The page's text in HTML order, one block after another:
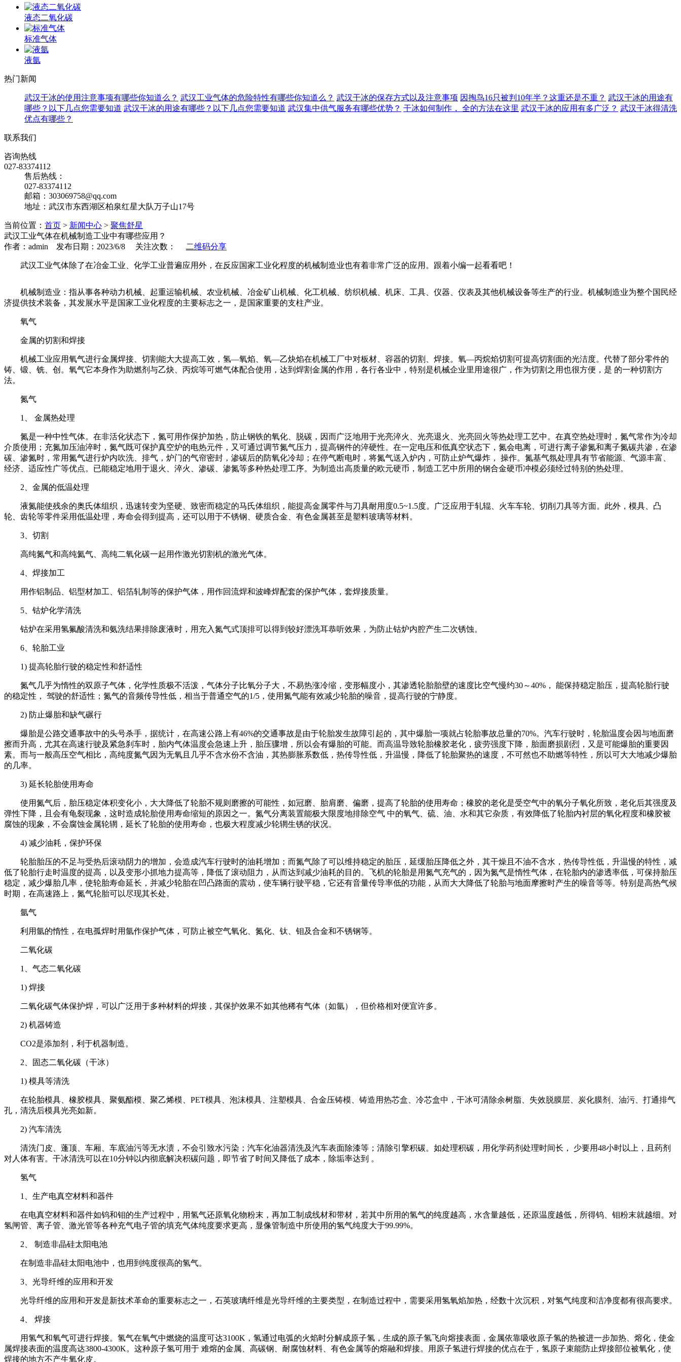
液态二氧化碳
标准气体
液氩
热门新闻
武汉干冰的使用注意事项有哪些你知道么？ 武汉工业气体的危险特性有哪些你知道么？ 武汉干冰的保存方式以及注意事项 因掏鸟16只被判10年半？这重还是不重？ 武汉干冰的用途有
哪些？以下几点您需要知道 武汉干冰的用途有哪些？以下几点您需要知道 武汉集中供气服务有哪些优势？ 干冰如何制作， 全的方法在这里 武汉干冰的应用有多广泛？ 武汉干冰得清洗
优点有哪些？
联系我们
咨询热线
027-83374112
售后热线：
027-83374112
邮箱：303069758@qq.com
地址：武汉市东西湖区柏泉红星大队万子山17号
当前位置： 首页 > 新闻中心 > 聚焦舒星
武汉工业气体在机械制造工业中有哪些应用？
作者：admin 发布日期：2023/6/8 关注次数：
二维码分享
武汉工业气体除了在冶金工业、化学工业普遍应用外，在反应国家工业化程度的机械制造业也有着非常广泛的应用。跟着小编一起看看吧！
机械制造业：指从事各种动力机械、起重运输机械、农业机械、冶金矿山机械、化工机械、纺织机械、机床、工具、仪器、仪表及其他机械设备等生产的行业。机械制造业为整个国民经
济提供技术装备，其发展水平是国家工业化程度的主要标志之一，是国家重要的支柱产业。
氧气
金属的切割和焊接
机械工业应用氧气进行金属焊接、切割能大大提高工效，氢—氧焰、氧—乙炔焰在机械工厂中对板材、容器的切割、焊接。氧—丙烷焰切割可提高切割面的光洁度。代替了部分零件的
铸、锻、铣、创。氧气它本身作为助燃剂与乙炔、丙烷等可燃气体配合使用，达到焊割金属的作用，各行各业中，特别是机械企业里用途很广，作为切割之用也很方便，是 的一种切割方
法。
氮气
1、 金属热处理
氮是一种中性气体。在非活化状态下，氮可用作保护加热，防止钢铁的氧化、脱碳，因而广泛地用于光亮淬火、光亮退火、光亮回火等热处理工艺中。在真空热处理时，氮气常作为冷却
介质使用；充氮加压油淬时，氮气既可保护真空炉的电热元件，又可通过调节氮气压力，提高钢件的淬硬性。在一定电压和低真空状态下，氮会电离，可进行离子渗氮和离子氮碳共渗，在渗
碳、渗氮时，常用氮气进行炉内吹洗、排气，炉门的气帘密封，渗碳后的防氧化冷却；在停气断电时，将氮气送入炉内，可防止炉气爆炸， 操作。氮基气氛处理具有节省能源、气源丰富、
经济、适应性广等优点。已能稳定地用于退火、淬火、渗碳、渗氮等多种热处理工序。为制造出高质量的欧元硬币，制造工艺中所用的钢合金硬币冲模必须经过特别的热处理。
2、金属的低温处理
液氮能使残余的奥氏体组织，迅速转变为坚硬、致密而稳定的马氏体组织，能提高金属零件与刀具耐用度0.5~1.5度。广泛应用于轧辊、火车车轮、切削刀具等方面。此外，模具、凸
轮、齿轮等零件采用低温处理，寿命会得到提高，还可以用于不锈钢、硬质合金、有色金属甚至是塑料玻璃等材料。
3、切割
高纯氮气和高纯氦气、高纯二氧化碳一起用作激光切割机的激光气体。
4、焊接加工
用作铝制品、铝型材加工、铝箔轧制等的保护气体，用作回流焊和波峰焊配套的保护气体，套焊接质量。
5、钴炉化学清洗
钴炉在采用氢氟酸清洗和氨洗结果排除废液时，用充入氮气式顶排可以得到较好漂洗耳恭听效果，为防止钴炉内腔产生二次锈蚀。
6、轮胎工业
1) 提高轮胎行驶的稳定性和舒适性
氮气几乎为惰性的双原子气体，化学性质极不活泼，气体分子比氧分子大，不易热涨冷缩，变形幅度小，其渗透轮胎胎壁的速度比空气慢约30～40%， 能保持稳定胎压，提高轮胎行驶
的稳定性， 驾驶的舒适性；氮气的音频传导性低，相当于普通空气的1/5，使用氮气能有效减少轮胎的噪音，提高行驶的宁静度。
2) 防止爆胎和缺气碾行
爆胎是公路交通事故中的头号杀手，据统计，在高速公路上有46%的交通事故是由于轮胎发生故障引起的，其中爆胎一项就占轮胎事故总量的70%。汽车行驶时，轮胎温度会因与地面磨
擦而升高，尤其在高速行驶及紧急刹车时，胎内气体温度会急速上升，胎压骤增，所以会有爆胎的可能。而高温导致轮胎橡胶老化，疲劳强度下降，胎面磨损剧烈，又是可能爆胎的重要因
素。而与一般高压空气相比，高纯度氮气因为无氧且几乎不含水份不含油，其热膨胀系数低，热传导性低，升温慢，降低了轮胎聚热的速度，不可然也不助燃等特性，所以可大大地减少爆胎
的几率。
3) 延长轮胎使用寿命
使用氮气后，胎压稳定体积变化小，大大降低了轮胎不规则磨擦的可能性，如冠磨、胎肩磨、偏磨，提高了轮胎的使用寿命；橡胶的老化是受空气中的氧分子氧化所致，老化后其强度及
弹性下降，且会有龟裂现象，这时造成轮胎使用寿命缩短的原因之一。氮气分离装置能极大限度地排除空气 中的氧气、硫、油、水和其它杂质，有效降低了轮胎内衬层的氧化程度和橡胶被
腐蚀的现象，不会腐蚀金属轮辋，延长了轮胎的使用寿命，也极大程度减少轮辋生锈的状况。
4) 减少油耗，保护环保
轮胎胎压的不足与受热后滚动阴力的增加，会造成汽车行驶时的油耗增加；而氮气除了可以维持稳定的胎压，延缓胎压降低之外，其干燥且不油不含水，热传导性低，升温慢的特性，减
低了轮胎行走时温度的提高，以及变形小抓地力提高等，降低了滚动阻力，从而达到减少油耗的目的。飞机的轮胎是用氮气充气的，因为氮气是惰性气体，在轮胎内的渗透率低，可保持胎压
稳定，减少爆胎几率，使轮胎寿命延长，并减少轮胎在凹凸路面的震动，使车辆行驶平稳，它还有音量传导率低的功能，从而大大降低了轮胎与地面摩擦时产生的噪音等等。特别是高热气候
时期，在高速路上，氮气轮胎可以尽现其长处。
氩气
利用氩的惰性，在电孤焊时用氩作保护气体，可防止被空气氧化、氮化、钛、钼及合金和不锈钢等。
二氧化碳
1、气态二氧化碳
1) 焊接
二氧化碳气体保护焊，可以广泛用于多种材料的焊接，其保护效果不如其他稀有气体（如氩），但价格相对便宜许多。
2) 机器铸造
CO2是添加剂，利于机器制造。
2、固态二氧化碳（干冰）
1) 模具等清洗
在轮胎模具、橡胶模具、聚氨酯模、聚乙烯模、PET模具、泡沫模具、注塑模具、合金压铸模、铸造用热芯盒、冷芯盒中，干冰可清除余树脂、失效脱膜层、炭化膜剂、油污、打通排气
孔，清洗后模具光亮如新。
2) 汽车清洗
清洗门皮、蓬顶、车厢、车底油污等无水渍，不会引致水污染；汽车化油器清洗及汽车表面除漆等；清除引擎积碳。如处理积碳，用化学药剂处理时间长， 少要用48小时以上，且药剂
对人体有害。干冰清洗可以在10分钟以内彻底解决积碳问题，即节省了时间又降低了成本，除垢率达到 。
氢气
1、生产电真空材料和器件
在电真空材料和器件如钨和钼的生产过程中，用氢气还原氧化物粉末，再加工制成线材和带材，若其中所用的氢气的纯度越高，水含量越低，还原温度越低，所得钨、钼粉末就越细。对
氢闸管、离子管、激光管等各种充气电子管的填充气体纯度要求更高，显像管制造中所使用的氢气纯度大于99.99%。
2、 制造非晶硅太阳电池
在制造非晶硅太阳电池中，也用到纯度很高的氢气。
3、光导纤维的应用和开发
光导纤维的应用和开发是新技术革命的重要标志之一，石英玻璃纤维是光导纤维的主要类型，在制造过程中，需要采用氢氧焰加热，经数十次沉积，对氢气纯度和洁净度都有很高要求。
4、 焊接
用氢气和氧气可进行焊接。氢气在氧气中燃烧的温度可达3100K，氢通过电弧的火焰时分解成原子氢，生成的原子氢飞向熔接表面，金属依靠吸收原子氢的热被进一步加热、熔化，使金
属焊接表面的温度高达3800-4300K。这种原子氢可用于 难熔的金属、高碳钢、耐腐蚀材料、有色金属等的熔融和焊接。用原子氢进行焊接的优点在于，氢原子束能防止焊接部位被氧化，使
焊接的地方不产生氧化皮。